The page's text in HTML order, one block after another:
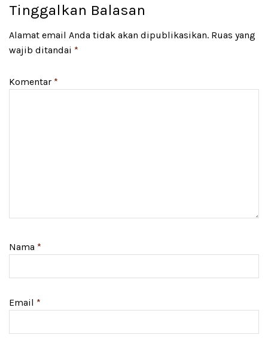
Tinggalkan Balasan
Alamat email Anda tidak akan dipublikasikan. Ruas yang
wajib ditandai *
Komentar *
Nama *
Email *